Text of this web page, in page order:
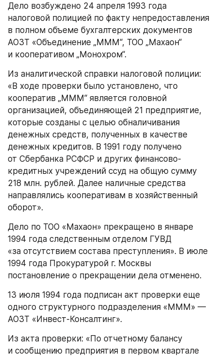
Дело возбуждено 24 апреля 1993 года
налоговой полицией по факту непредоставления
в полном объеме бухгалтерских документов
АОЗТ «Объединение „МММ“, ТОО „Махаон“
и кооперативом „Монохром“.
Из аналитической справки налоговой полиции:
«В ходе проверки было установлено, что
кооператив „МММ“ является головной
организацией, объединяющей 21 предприятие,
которые созданы с целью обналичивания
денежных средств, полученных в качестве
денежных кредитов. В 1991 году получено
от Сбербанка РСФСР и других финансово-
кредитных учреждений ссуд на общую сумму
218 млн. рублей. Далее наличные средства
направлялись кооперативам в хозяйственный
оборот».
Дело по ТОО «Махаон» прекращено в январе
1994 года следственным отделом ГУВД
«за отсутствием состава преступления». В июле
1994 года Прокуратурой г. Москвы
постановление о прекращении дела отменено.
13 июля 1994 года подписан акт проверки еще
одного структурного подразделения «МММ» —
АОЗТ «Инвест-Консалтинг».
Из акта проверки: «По отчетному балансу
и сообщению предприятия в первом квартале